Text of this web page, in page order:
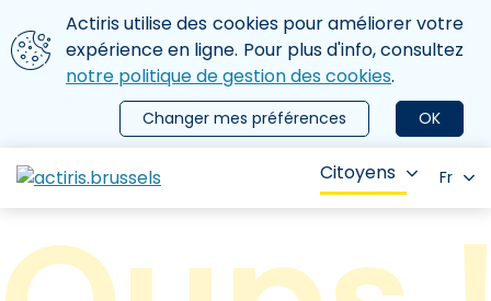
Aller au contenu principal
Nous utilisons des cookies
Actiris utilise des cookies pour améliorer votre
expérience en ligne. Pour plus d'info, consultez
notre politique de gestion des cookies.
OK
Changer mes préférences
le menu
Citoyens Fr